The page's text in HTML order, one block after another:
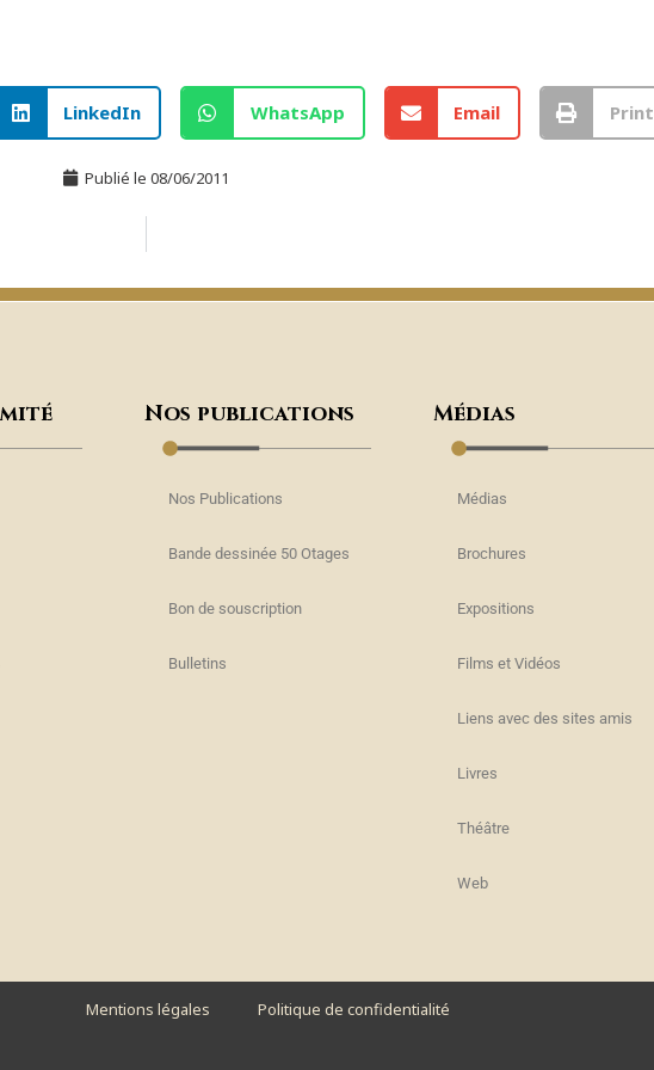
LinkedIn WhatsApp Email Print
Publié le 08/06/2011
Nos publications
Nos Publications
Bande dessinée 50 Otages
Bon de souscription
Bulletins
Médias
Médias
Brochures
Expositions
Films et Vidéos
Liens avec des sites amis
Livres
Théâtre
Web
Mentions légales Politique de confidentialité